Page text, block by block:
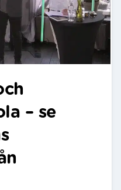
– se